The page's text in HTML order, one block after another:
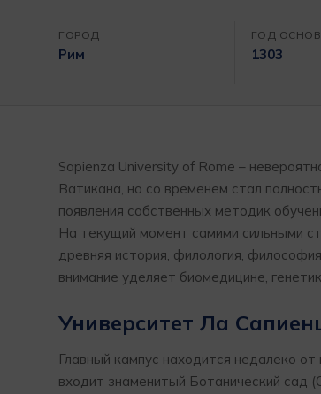
ГОРОД
Рим
ГОД
1303
Sapienza University of Rome –
Ватикана, но со временем стал
появления собственных методик
На текущий момент самими сильными
древняя история, филология,
внимание уделяет биомедицине,
Университет Ла
Главный кампус находится недалеко
входит знаменитый Ботанический сад